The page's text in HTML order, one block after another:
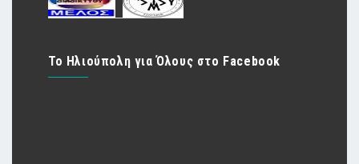
Το Ηλιούπολη για Όλους στο Facebook